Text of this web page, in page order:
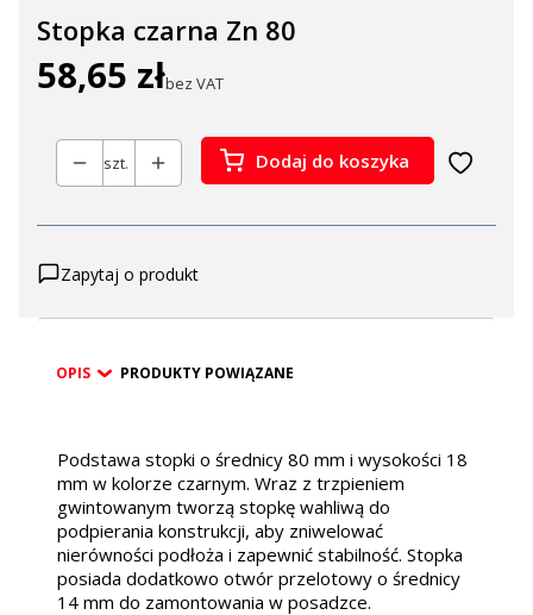
Stopka czarna Zn 80
Cena
58,65 złbez VAT
szt. Dodaj do koszyka
Zapytaj o produkt
OPIS PRODUKTY POWIĄZANE
Podstawa stopki o średnicy 80 mm i wysokości 18
mm w kolorze czarnym. Wraz z trzpieniem
gwintowanym tworzą stopkę wahliwą do
podpierania konstrukcji, aby zniwelować
nierówności podłoża i zapewnić stabilność. Stopka
posiada dodatkowo otwór przelotowy o średnicy
14 mm do zamontowania w posadzce.